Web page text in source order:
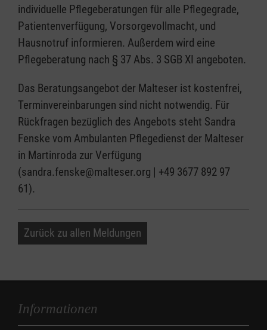
individuelle Pflegeberatungen für alle Pflegegrade,
Patientenverfügung, Vorsorgevollmacht, und
Hausnotruf informieren. Außerdem wird eine
Pflegeberatung nach § 37 Abs. 3 SGB XI angeboten.
Das Beratungsangebot der Malteser ist kostenfrei,
Terminvereinbarungen sind nicht notwendig. Für
Rückfragen bezüglich des Angebots steht Sandra
Fenske vom Ambulanten Pflegedienst der Malteser
in Martinroda zur Verfügung
(sandra.fenske@malteser.org | +49 3677 892 97
61).
Zurück zu allen Meldungen
Informationen